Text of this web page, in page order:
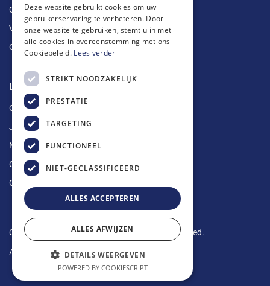
Ontstoppingen
Vetputten
Ontkalking
Longin Service
Over ons
Jobs
Nieuws
Contact
Offerte aanvragen
Copyright © 2024 Longin Service. All rights reserved.
Algemene voorwaarden -Privacy Policy
Deze website gebruikt cookies om uw
gebruikerservaring te verbeteren. Door
onze website te gebruiken, stemt u in met
alle cookies in overeenstemming met ons
Cookiebeleid. Lees verder
STRIKT NOODZAKELIJK
PRESTATIE
TARGETING
FUNCTIONEEL
NIET-GECLASSIFICEERD
ALLES ACCEPTEREN
ALLES AFWIJZEN
DETAILS WEERGEVEN
POWERED BY COOKIESCRIPT